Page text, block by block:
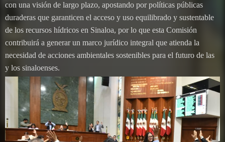
con una visión de largo plazo, apostando por políticas públicas
duraderas que garanticen el acceso y uso equilibrado y sustentable
de los recursos hídricos en Sinaloa, por lo que esta Comisión
contribuirá a generar un marco jurídico integral que atienda la
necesidad de acciones ambientales sostenibles para el futuro de las
y los sinaloenses.